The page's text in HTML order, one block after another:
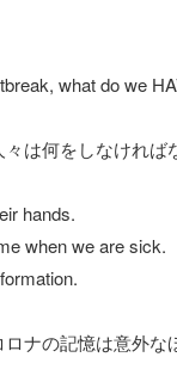
what do we
々は何をしなければ
hands.
when we are sick.
ナの記憶は意外な